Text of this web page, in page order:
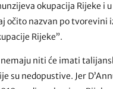
okupacija Rijeke i
očito nazvan po tvorevini
Rijeke”.
nemaju niti će imati
su nedopustive. Jer